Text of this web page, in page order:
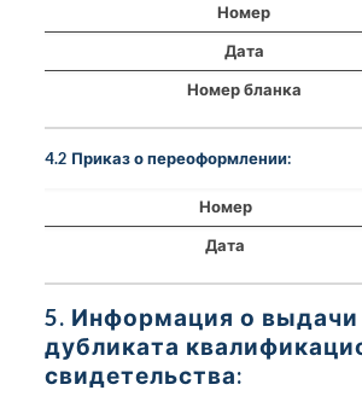
Номер
Дата
Номер бланка
4.2 Приказ о переоформлении:
Номер
Дата
5. Информация о выдачи
дубликата
свидетельства: